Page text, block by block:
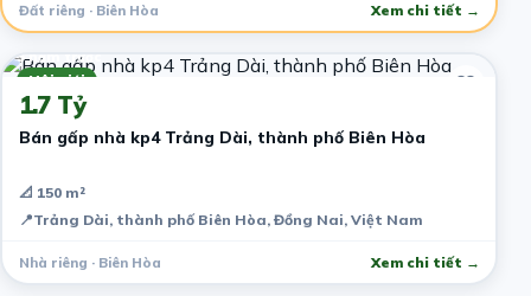
Đất riêng · Biên Hòa Xem chi tiết →
Môi giới
5 năm trước
1.7 Tỷ
Bán gấp nhà kp4 Trảng Dài, thành phố Biên Hòa
📐 150 m²
📍Trảng Dài, thành phố Biên Hòa, Đồng Nai, Việt Nam
Nhà riêng · Biên Hòa Xem chi tiết →